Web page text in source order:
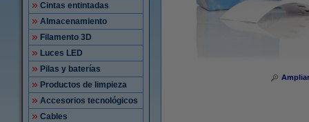
Cintas entintadas
Almacenamiento
Filamento 3D
Luces LED
Pilas y baterías
Productos de limpieza
Accesorios tecnológicos
Cables
Ampliar